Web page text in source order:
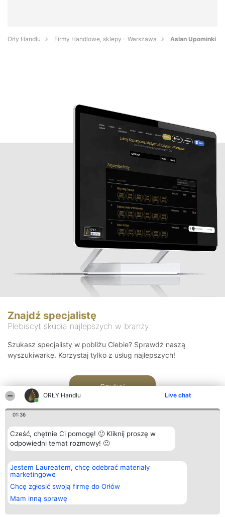
ORŁY Handlu Live chat
01:36
Cześć, chętnie Ci pomogę! 🙂 Kliknij proszę w
odpowiedni temat rozmowy! 🙂
Jestem Laureatem, chcę odebrać materiały
marketingowe
Chcę zgłosić swoją firmę do Orłów
Mam inną sprawę
Orły Handlu Firmy Handlowe, sklepy - Warszawa Aslan Upominki
Znajdź specjalistę
Plebiscyt skupia najlepszych w branży
Szukasz specjalisty w pobliżu Ciebie? Sprawdź naszą
wyszukiwarkę. Korzystaj tylko z usług najlepszych!
Szukaj
Organizator plebiscytu
Bright Side Solutions sp. z o.
o. sp. k.
ul. Ruska 22
Wrocław 50-079
KRS 0000749100 | Regon
381313360 | NIP 8943132676
Plebiscyt
Laureaci
wszystkich
Laureatów
Regulamin
Kontakt
Kontakt